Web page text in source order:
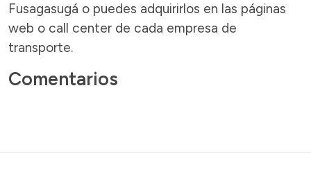
Fusagasugá o puedes adquirirlos en las páginas
web o call center de cada empresa de
transporte.
Comentarios